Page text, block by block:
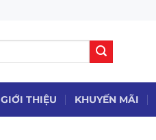
GIỚI THIỆU KHUYẾN MÃI